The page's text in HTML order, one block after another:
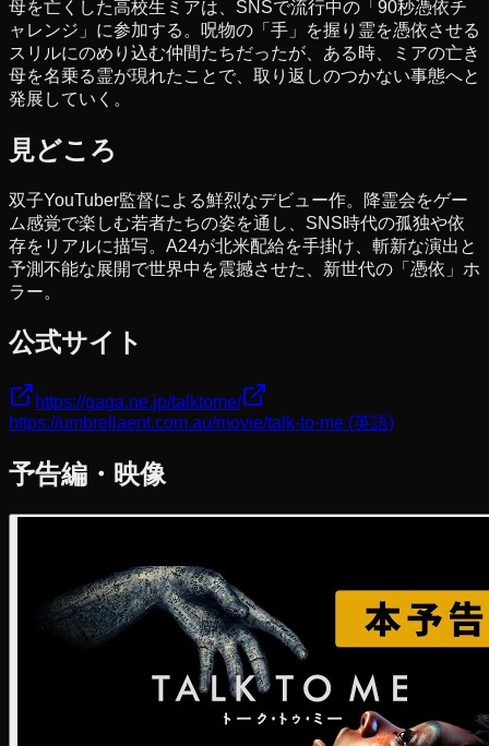
母を亡くした高校生ミアは、SNSで流行中の「90秒憑依チ
ャレンジ」に参加する。呪物の「手」を握り霊を憑依させる
スリルにのめり込む仲間たちだったが、ある時、ミアの亡き
母を名乗る霊が現れたことで、取り返しのつかない事態へと
発展していく。
見どころ
双子YouTuber監督による鮮烈なデビュー作。降霊会をゲー
ム感覚で楽しむ若者たちの姿を通し、SNS時代の孤独や依
存をリアルに描写。A24が北米配給を手掛け、斬新な演出と
予測不能な展開で世界中を震撼させた、新世代の「憑依」ホ
ラー。
公式サイト
https://gaga.ne.jp/talktome/
https://umbrellaent.com.au/movie/talk-to-me (英語)
予告編・映像